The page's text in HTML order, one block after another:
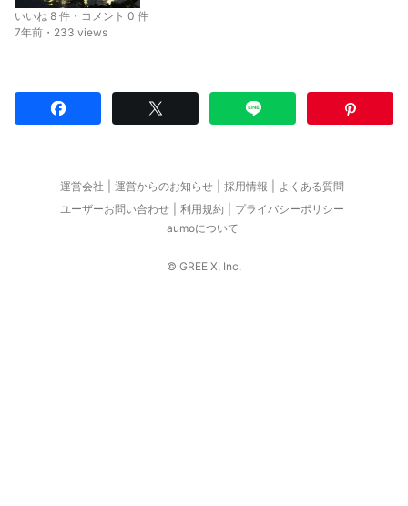
いいね 8 件・コメント 0 件
7年前・233 views
運営会社 運営からのお知らせ 採用情報
よくある質問
ユーザーお問い合わせ
利用規約
プライバシーポリシー
aumoについて
© GREE X, Inc.